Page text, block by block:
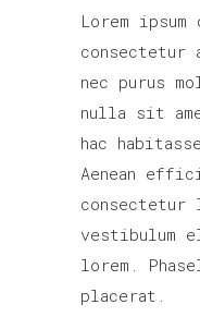
Lorem
nec purus
nulla sit
hac
Aenean
vestibulum
lorem.
placerat.